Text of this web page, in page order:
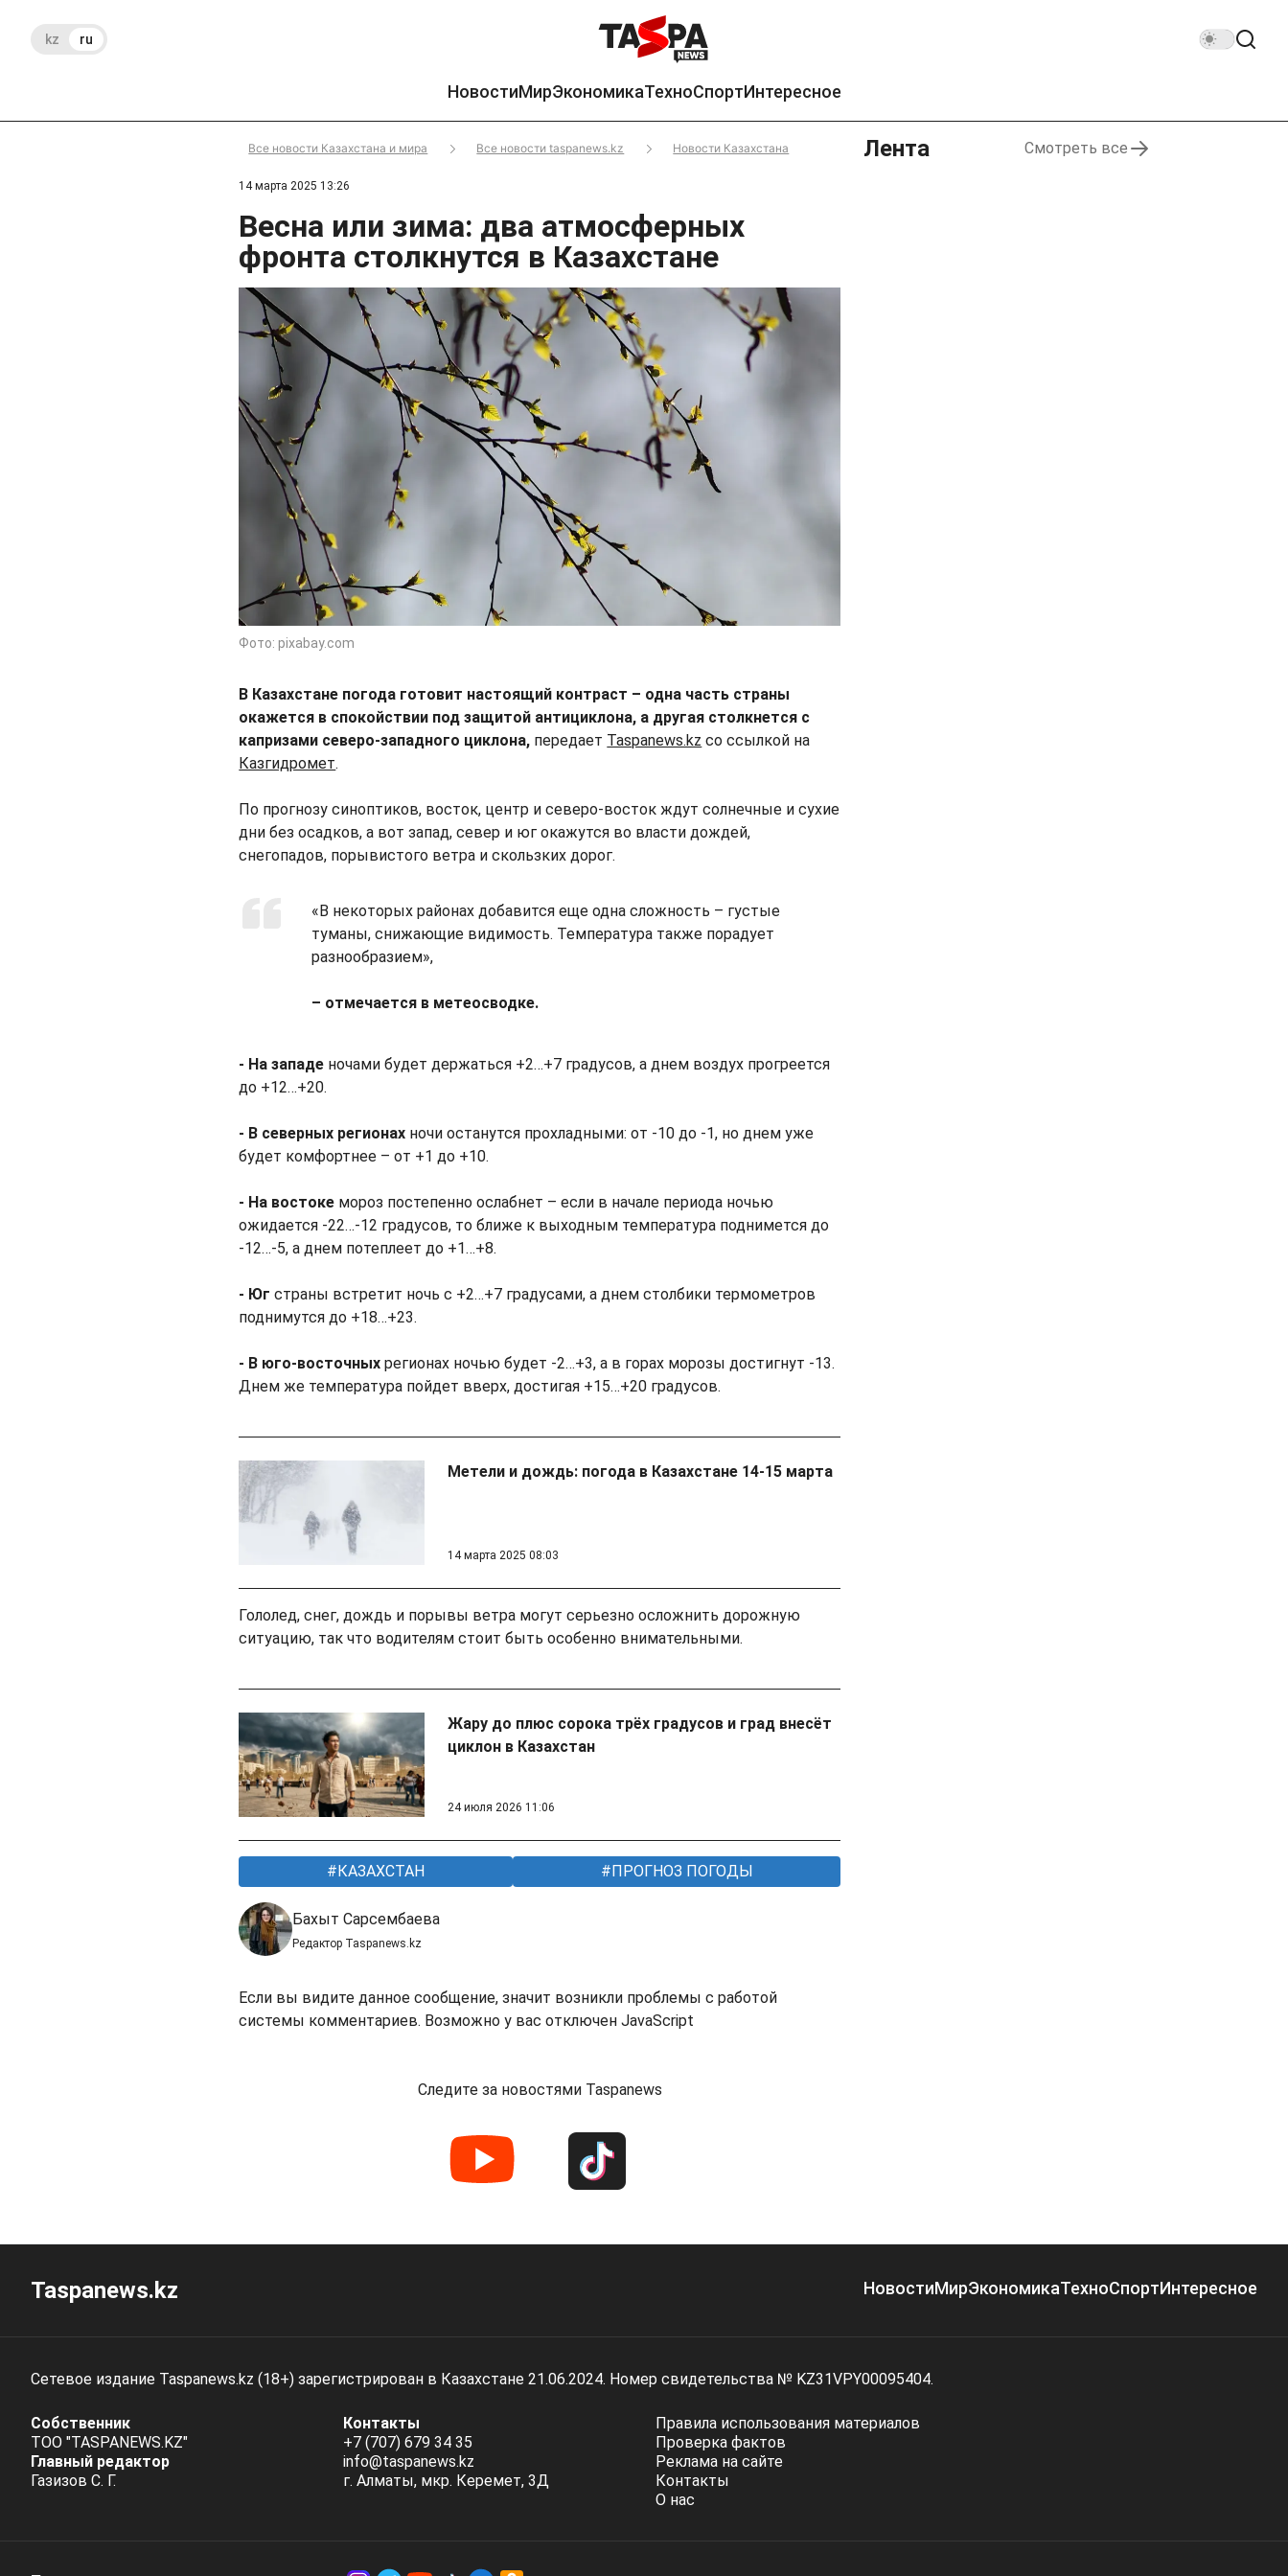
kz ru
НовостиМирЭкономикаТехноСпортИнтересное
Все новости Казахстана и мира Все новости taspanews.kz Новости Казахстана
14 марта 2025 13:26
Весна или зима: два атмосферных
фронта столкнутся в Казахстане
Фото: pixabay.com
В Казахстане погода готовит настоящий контраст – одна часть страны
окажется в спокойствии под защитой антициклона, а другая столкнется с
капризами северо-западного циклона, передает Taspanews.kz со ссылкой на
Казгидромет.
По прогнозу синоптиков, восток, центр и северо-восток ждут солнечные и сухие
дни без осадков, а вот запад, север и юг окажутся во власти дождей,
снегопадов, порывистого ветра и скользких дорог.
«В некоторых районах добавится еще одна сложность – густые
туманы, снижающие видимость. Температура также порадует
разнообразием»,
– отмечается в метеосводке.
- На западе ночами будет держаться +2…+7 градусов, а днем воздух прогреется
до +12…+20.
- В северных регионах ночи останутся прохладными: от -10 до -1, но днем уже
будет комфортнее – от +1 до +10.
- На востоке мороз постепенно ослабнет – если в начале периода ночью
ожидается -22…-12 градусов, то ближе к выходным температура поднимется до
-12…-5, а днем потеплеет до +1…+8.
- Югстраны встретит ночь с +2…+7 градусами, а днем столбики термометров
поднимутся до +18…+23.
- В юго-восточных регионах ночью будет -2…+3, а в горах морозы достигнут -13.
Днем же температура пойдет вверх, достигая +15…+20 градусов.
Метели и дождь: погода в Казахстане 14-15 марта
14 марта 2025 08:03
Гололед, снег, дождь и порывы ветра могут серьезно осложнить дорожную
ситуацию, так что водителям стоит быть особенно внимательными.
Жару до плюс сорока трёх градусов и град внесёт
циклон в Казахстан
24 июля 2026 11:06
КАЗАХСТАН ПРОГНОЗ ПОГОДЫ
Бахыт Сарсембаева
Редактор Taspanews.kz
Если вы видите данное сообщение, значит возникли проблемы с работой
системы комментариев. Возможно у вас отключен JavaScript
Следите за новостями Taspanews
Лента Смотреть все
Taspanews.kz НовостиМирЭкономикаТехноСпортИнтересное
Сетевое издание Taspanews.kz (18+) зарегистрирован в Казахстане 21.06.2024. Номер свидетельства № KZ31VPY00095404.
Собственник
ТОО "TASPANEWS.KZ"
Главный редактор
Газизов С. Г.
Контакты
+7 (707) 679 34 35
info@taspanews.kz
г. Алматы, мкр. Керемет, 3Д
Правила использования материалов
Проверка фактов
Реклама на сайте
Контакты
О нас